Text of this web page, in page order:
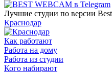
Лучшие студии по версии
Краснодар
Как работают
Работа на дому
Работа из студии
Кого набирают